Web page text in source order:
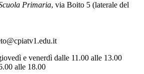
Primaria, via Boito 5 (laterale del
e venerdì dalle 11.00 alle 13.00
alle 18.00